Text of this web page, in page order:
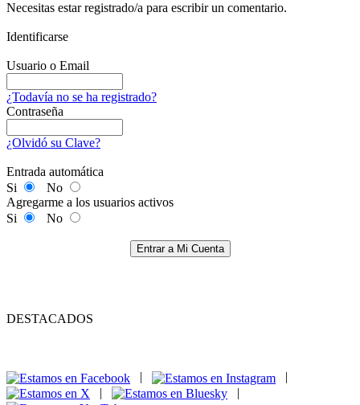
Necesitas estar registrado/a para escribir un comentario.
Identificarse
Usuario o Email
¿Todavía no se ha registrado?
Contraseña
¿Olvidó su Clave?
Entrada automática
Si
No
Agregarme a los usuarios activos
Si
No
Entrar a Mi Cuenta
DESTACADOS
|
|